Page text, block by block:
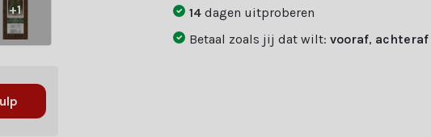
+1
14dagen uitproberen
Betaal zoals jij dat wilt:vooraf, achteraf